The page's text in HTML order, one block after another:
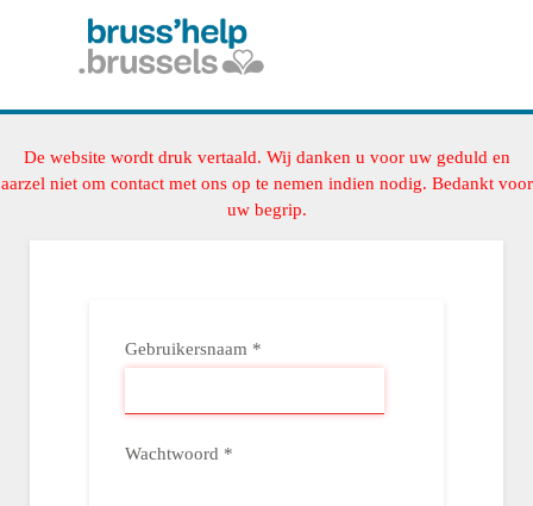
De website wordt druk vertaald. Wij danken u voor uw geduld en
aarzel niet om contact met ons op te nemen indien nodig. Bedankt voor
uw begrip.
Gebruikersnaam *
Wachtwoord *